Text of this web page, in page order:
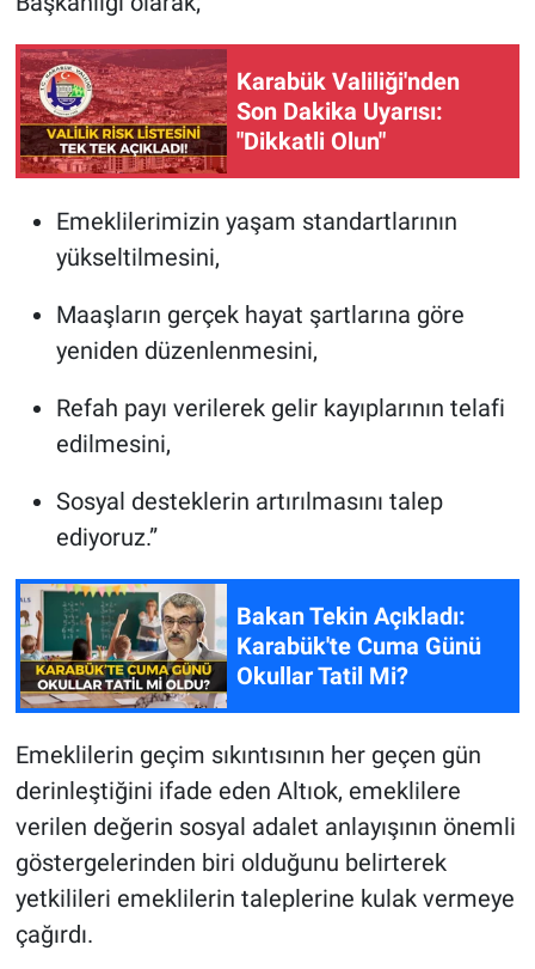
Karabük Valiliği'nden
Son Dakika Uyarısı:
"Dikkatli Olun"
Emeklilerimizin yaşam standartlarının
yükseltilmesini,
Maaşların gerçek hayat şartlarına göre
yeniden düzenlenmesini,
Refah payı verilerek gelir kayıplarının telafi
edilmesini,
Sosyal desteklerin artırılmasını talep
ediyoruz.”
Bakan Tekin Açıkladı:
Karabük'te Cuma Günü
Okullar Tatil Mi?
Emeklilerin geçim sıkıntısının her geçen gün
derinleştiğini ifade eden Altıok, emeklilere
verilen değerin sosyal adalet anlayışının önemli
göstergelerinden biri olduğunu belirterek
yetkilileri emeklilerin taleplerine kulak vermeye
çağırdı.